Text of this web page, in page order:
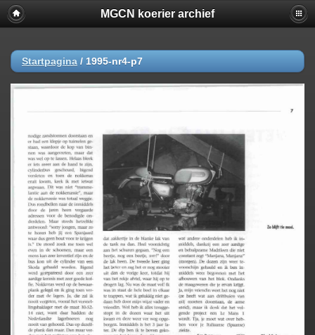
MGCN koerier archief
Startpagina / 1995-nr4-p7